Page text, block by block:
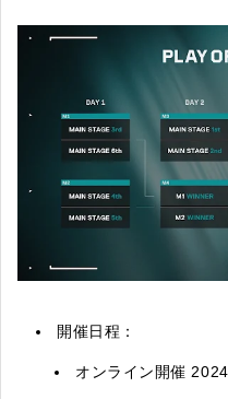
開催日程：
オンライン開催